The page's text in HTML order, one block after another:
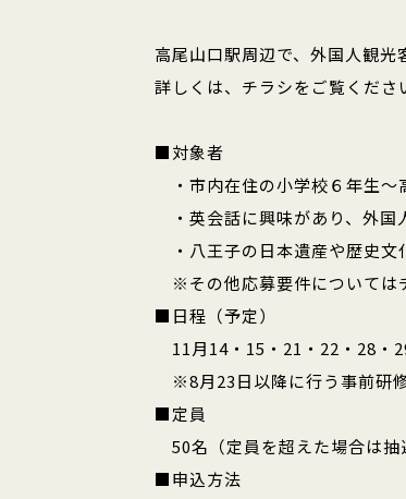
高尾山口駅周辺で、外国人観光
詳しくは、チラシをご覧くださ
■対象者
・市内在住の小学校６年生～
・英会話に興味があり、外国
・八王子の日本遺産や歴史文
※その他応募要件については
■日程（予定）
11月14・15・21・22・28・
※8月23日以降に行う事前研
■定員
50名（定員を超えた場合は抽
■申込方法